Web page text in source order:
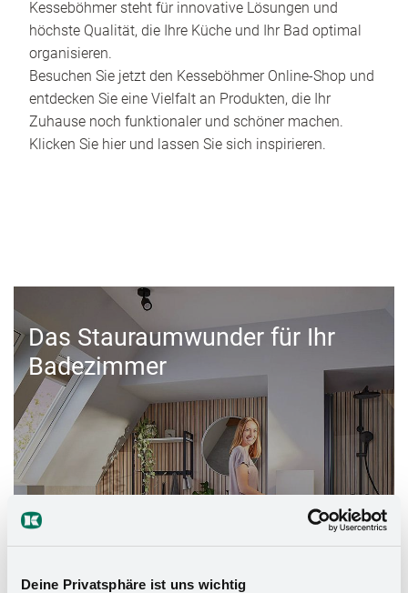
Deine Privatsphäre ist uns wichtig
Kesseböhmer steht für innovative Lösungen und
höchste Qualität, die Ihre Küche und Ihr Bad optimal
organisieren.
Besuchen Sie jetzt den Kesseböhmer Online-Shop und
entdecken Sie eine Vielfalt an Produkten, die Ihr
Zuhause noch funktionaler und schöner machen.
Klicken Sie hier und lassen Sie sich inspirieren.
Das Stauraumwunder für Ihr
Badezimmer